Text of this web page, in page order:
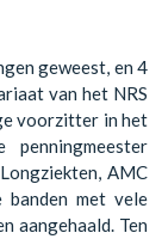
geweest, en 4
van het NRS
voorzitter in het
AMC
met vele
aangehaald. Ten